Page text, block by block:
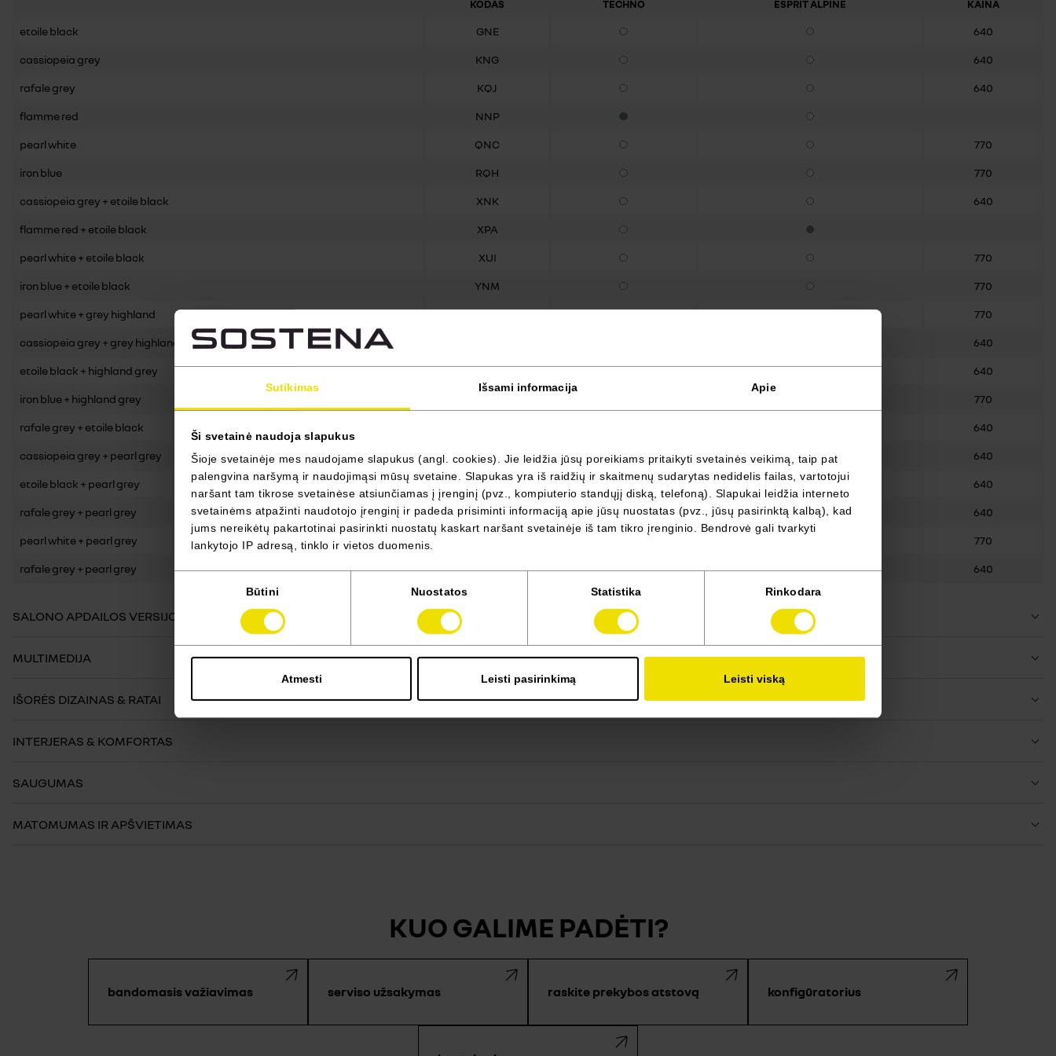
Sutikimas Išsami informacija Apie
Ši svetainė naudoja slapukus
Šioje svetainėje mes naudojame slapukus (angl. cookies). Jie leidžia jūsų poreikiams pritaikyti svetainės veikimą, taip pat
palengvina naršymą ir naudojimąsi mūsų svetaine. Slapukas yra iš raidžių ir skaitmenų sudarytas nedidelis failas, vartotojui
naršant tam tikrose svetainėse atsiunčiamas į įrenginį (pvz., kompiuterio standųjį diską, telefoną). Slapukai leidžia interneto
svetainėms atpažinti naudotojo įrenginį ir padeda prisiminti informaciją apie jūsų nuostatas (pvz., jūsų pasirinktą kalbą), kad
jums nereikėtų pakartotinai pasirinkti nuostatų kaskart naršant svetainėje iš tam tikro įrenginio. Bendrovė gali tvarkyti
lankytojo IP adresą, tinklo ir vietos duomenis.
Būtini Nuostatos Statistika Rinkodara
Atmesti Leisti pasirinkimą Leisti viską
KODAS TECHNO ESPRIT ALPINE KAINA
etoile black GNE Pasirenkama įranga Pasirenkama įranga 640
cassiopeia grey KNG Pasirenkama įranga Pasirenkama įranga 640
rafale grey KQJ Pasirenkama įranga Pasirenkama įranga 640
flamme red NNP Standartinė įranga Pasirenkama įranga
pearl white QNC Pasirenkama įranga Pasirenkama įranga 770
iron blue RQH Pasirenkama įranga Pasirenkama įranga 770
cassiopeia grey + etoile black XNK Pasirenkama įranga Pasirenkama įranga 640
flamme red + etoile black XPA Pasirenkama įranga Standartinė įranga
pearl white + etoile black XUI Pasirenkama įranga Pasirenkama įranga 770
iron blue + etoile black YNM Pasirenkama įranga Pasirenkama įranga 770
pearl white + grey highland YNU Pasirenkama įranga 770
cassiopeia grey + grey highland 640
etoile black + highland grey YNW 640
iron blue + highland grey 770
rafale grey + etoile black 640
cassiopeia grey + pearl grey YYK Pasirenkama įranga 640
etoile black + pearl grey YYL Pasirenkama įranga 640
rafale grey + pearl grey YYN Pasirenkama įranga 640
pearl white + pearl grey 770
rafale grey + pearl grey YYR Pasirenkama įranga Pasirenkama įranga 640
SALONO APDAILOS VERSIJOS
MULTIMEDIJA
IŠORĖS DIZAINAS & RATAI
INTERJERAS & KOMFORTAS
SAUGUMAS
MATOMUMAS IR APŠVIETIMAS
KUO GALIME PADĖTI?
bandomasis važiavimas serviso užsakymas raskite prekybos atstovą konfigūratorius